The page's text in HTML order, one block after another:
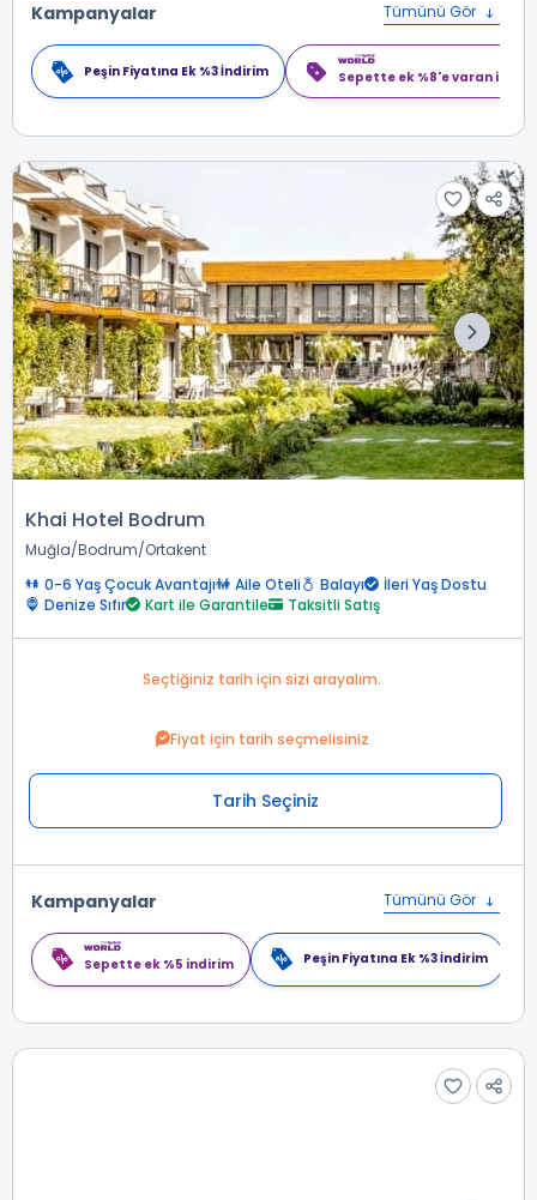
Kampanyalar Tümünü Gör
Peşin Fiyatına Ek %3 İndirim Sepette ek %8'e varan
Khai Hotel Bodrum
Muğla Bodrum Ortakent
0-6 Yaş Çocuk Avantajı
Aile Oteli Balayı
İleri Yaş Dostu
Denize Sıfır
Kart ile Garantile Taksitli Satış
Seçtiğiniz tarih için sizi arayalım.
Fiyat için tarih seçmelisiniz
Tarih Seçiniz
Kampanyalar Tümünü Gör
Sepette ek %5 indirim Peşin Fiyatına Ek %3 İndirim